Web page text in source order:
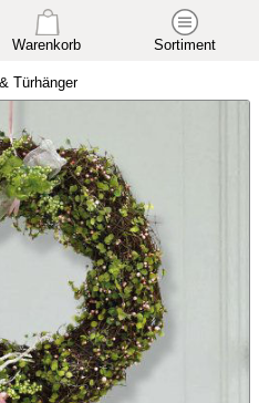
Warenkorb Sortiment
Türhänger